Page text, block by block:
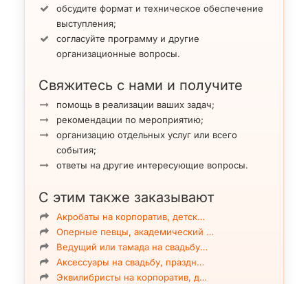
обсудите формат и техническое обеспечение
выступления;
согласуйте программу и другие
организационные вопросы.
Свяжитесь с нами и получите
помощь в реализации ваших задач;
рекомендации по мероприятию;
организацию отдельных услуг или всего
события;
ответы на другие интересующие вопросы.
С этим также заказывают
Акробаты на корпоратив, детск…
Оперные певцы, академический …
Ведущий или тамада на свадьбу…
Аксессуары на свадьбу, праздн…
Эквилибристы на корпоратив, д…